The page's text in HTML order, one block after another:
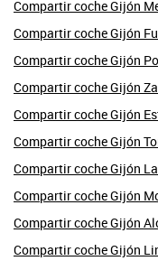
Compartir coche Gijón
Compartir coche Gijón
Compartir coche Gijón
Compartir coche Gijón
Compartir coche Gijón
Compartir coche Gijón
Compartir coche Gijón
Compartir coche Gijón
Compartir coche Gijón
Compartir coche Gijón